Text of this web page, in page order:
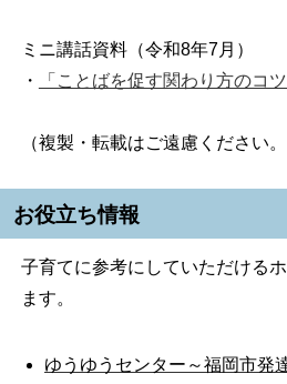
ミニ講話資料（令和8年7月）
・
「ことばを促す関わり方のコ
（複製・転載はご遠慮ください。
お役立ち情報
子育てに参考にしていただける
ます。
ゆうゆうセンター～福岡市発